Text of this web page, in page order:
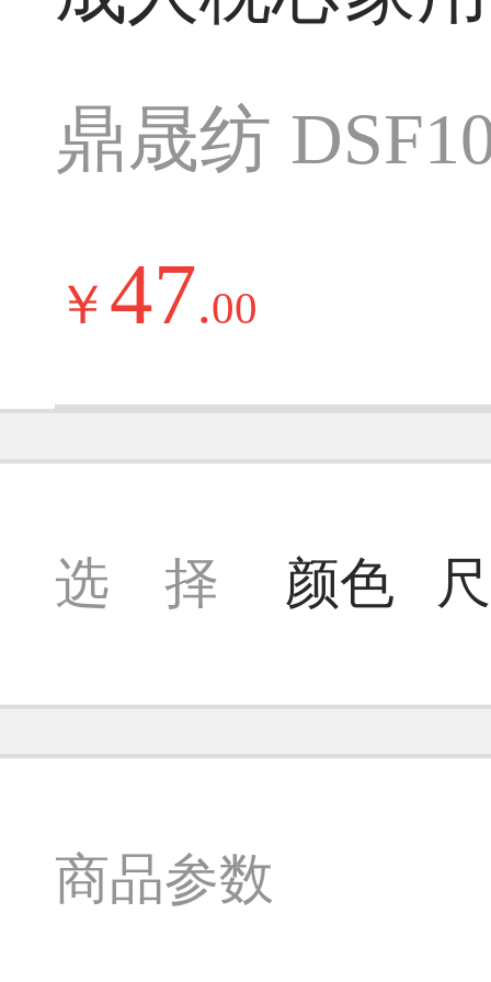
鼎晟纺
￥ 47.00
选 择 颜色
商品参数